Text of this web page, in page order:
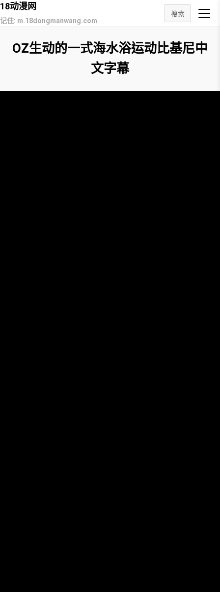
18动漫网
记住: m.18dongmanwang.com
搜索
OZ生动的一式海水浴运动比基尼中
文字幕